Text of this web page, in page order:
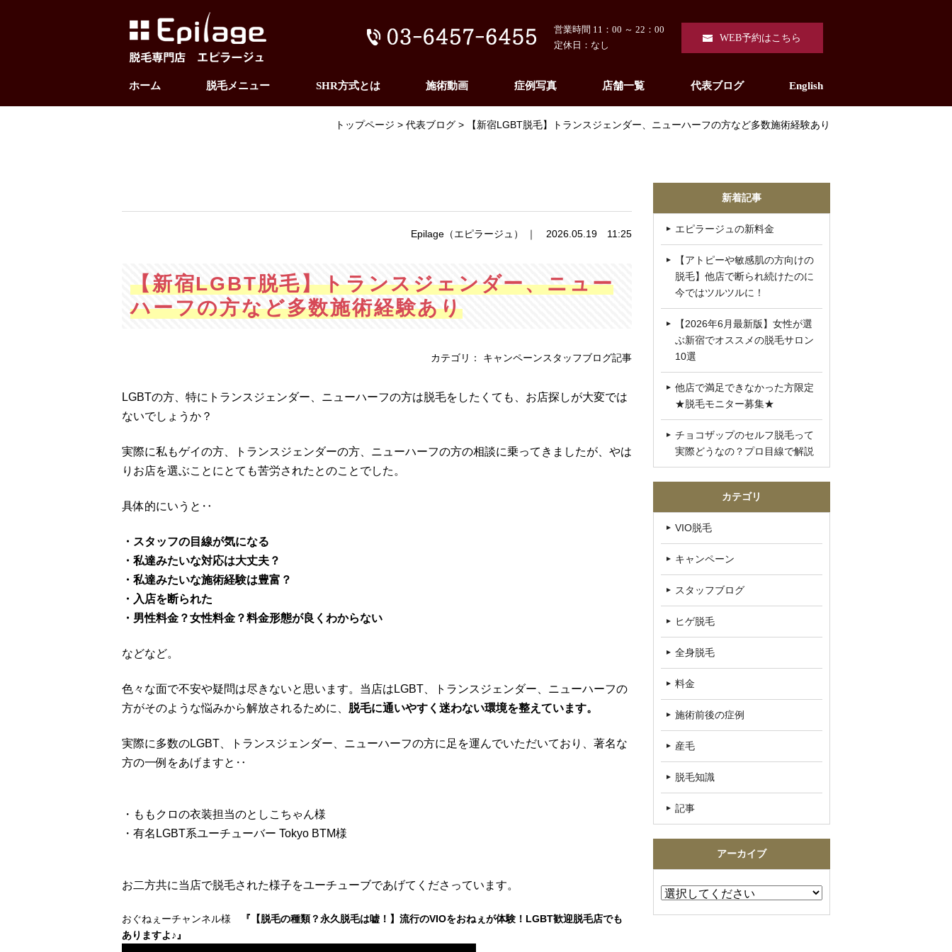
営業時間 11：00 ～ 22：00
定休日：なし
WEB予約はこちら
ホーム 脱毛メニュー SHR方式とは 施術動画 症例写真 店舗一覧 代表ブログ English
トップページ 代表ブログ 【新宿LGBT脱毛】トランスジェンダー、ニューハーフの方など多数施術経験あり
Epilage（エピラージュ） ｜ 2026.05.19 11:25
【新宿LGBT脱毛】トランスジェンダー、ニュー
ハーフの方など多数施術経験あり
カテゴリ： キャンペーンスタッフブログ記事
LGBTの方、特にトランスジェンダー、ニューハーフの方は脱毛をしたくても、お店探しが大変では
ないでしょうか？
実際に私もゲイの方、トランスジェンダーの方、ニューハーフの方の相談に乗ってきましたが、やは
りお店を選ぶことにとても苦労されたとのことでした。
具体的にいうと‥
・スタッフの目線が気になる
・私達みたいな対応は大丈夫？
・私達みたいな施術経験は豊富？
・入店を断られた
・男性料金？女性料金？料金形態が良くわからない
などなど。
色々な面で不安や疑問は尽きないと思います。当店はLGBT、トランスジェンダー、ニューハーフの
方がそのような悩みから解放されるために、 脱毛に通いやすく迷わない環境を整えています。
実際に多数のLGBT、トランスジェンダー、ニューハーフの方に足を運んでいただいており、著名な
方の一例をあげますと‥
・ももクロの衣装担当のとしこちゃん様
・有名LGBT系ユーチューバー Tokyo BTM様
お二方共に当店で脱毛された様子をユーチューブであげてくださっています。
おぐねぇーチャンネル様
『【脱毛の種類？永久脱毛は嘘！】流行のVIOをおねぇが体験！LGBT歓迎脱毛店でも
ありますよ♪』
新着記事
エピラージュの新料金
【アトピーや敏感肌の方向けの
脱毛】他店で断られ続けたのに
今ではツルツルに！
【2026年6月最新版】女性が選
ぶ新宿でオススメの脱毛サロン
10選
他店で満足できなかった方限定
★脱毛モニター募集★
チョコザップのセルフ脱毛って
実際どうなの？プロ目線で解説
カテゴリ
VIO脱毛
キャンペーン
スタッフブログ
ヒゲ脱毛
全身脱毛
料金
施術前後の症例
産毛
脱毛知識
記事
アーカイブ